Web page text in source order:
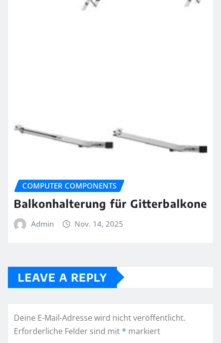
COMPUTER COMPONENTS
Balkonhalterung für Gitterbalkone
Admin Nov. 14, 2025
LEAVE A REPLY
Deine E-Mail-Adresse wird nicht veröffentlicht.
Erforderliche Felder sind mit* markiert